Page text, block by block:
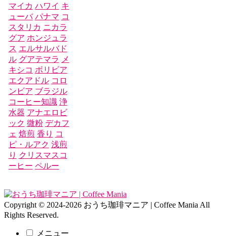
マイカ ハワイ キ
ューバ パナマ コ
スタリカ ニカラ
グア ホンジュラ
ス エルサルバド
ル グアテマラ メ
キシコ ボリビア
エクアドル コロ
ンビア ブラジル
コーヒー知識 浄
水器 アナエロビ
ック 微粉 デカフ
ェ 焙煎 香り コ
ピ・ルアク 浅煎
り クリスマスコ
ーヒー ペルー
Copyright © 2024-2026 おうち珈琲マニア | Coffee Mania All
Rights Reserved.
メニュー